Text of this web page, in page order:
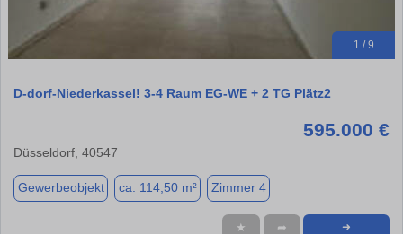
1 / 9
D-dorf-Niederkassel! 3-4 Raum EG-WE + 2 TG Plätz2
595.000 €
Düsseldorf, 40547
Gewerbeobjekt ca. 114,50 m² Zimmer 4
★ ➦ ➜